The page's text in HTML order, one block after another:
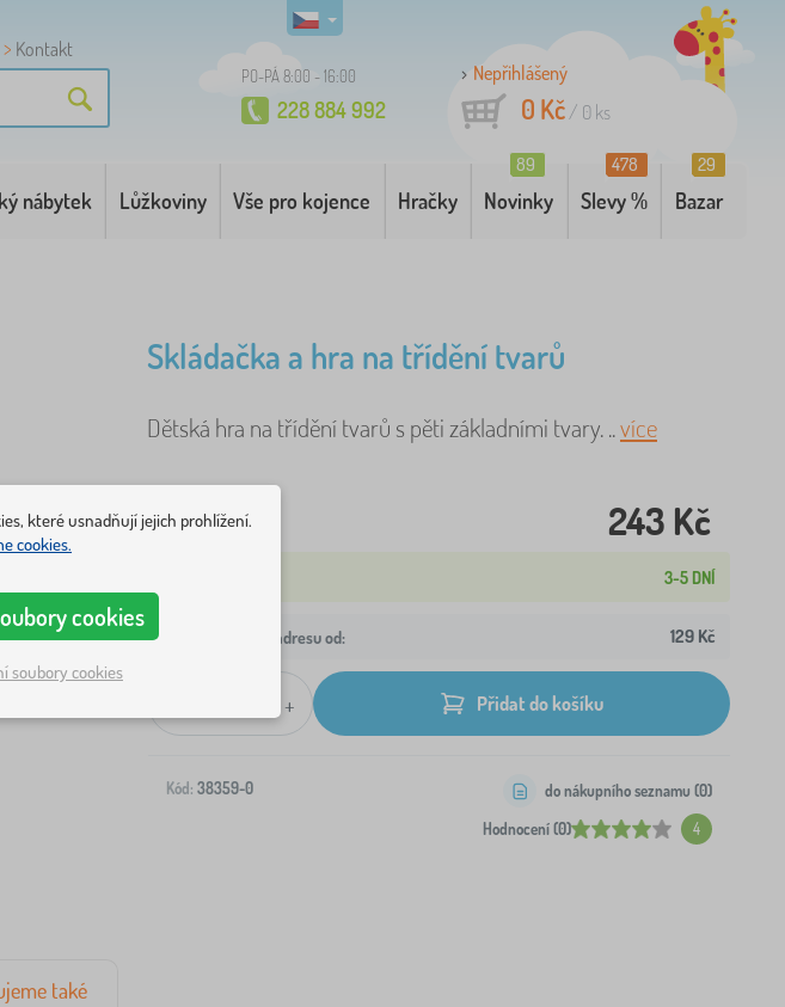
Kontakt
PO-PÁ 8:00 - 16:00
228 884 992
Nepřihlášený
0 Kč/ 0 ks
nábytek Lůžkoviny Vše pro kojence Hračky Novinky
89
Slevy %
478
Bazar
29
Skládačka a hra na třídění tvarů
Dětská hra na třídění tvarů s pěti základními tvary. ..více
243 Kč
3-5 DNÍ
Doprava na Vaši adresu od: 129 Kč
+ Přidat do košíku
Kód: 38359-0
Hodnocení (0) 4
do nákupního seznamu (0)
také
které usnadňují jejich prohlížení.
cookies.
cookies
soubory cookies